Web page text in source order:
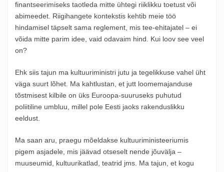
finantseerimiseks taotleda mitte ühtegi riiklikku toetust või
abimeedet. Riigihangete kontekstis kehtib meie töö
hindamisel täpselt sama reglement, mis tee-ehitajatel – ei
võida mitte parim idee, vaid odavaim hind. Kui loov see veel
on?
Ehk siis tajun ma kultuuriministri jutu ja tegelikkuse vahel üht
väga suurt lõhet. Ma kahtlustan, et jutt loomemajanduse
tõstmisest kilbile on üks Euroopa-suuruseks puhutud
poliitiline umbluu, millel pole Eesti jaoks rakenduslikku
eeldust.
Ma saan aru, praegu mõeldakse kultuuriministeeriumis
pigem asjadele, mis jäävad otseselt nende jõuvälja –
muuseumid, kultuurikatlad, teatrid jms. Ma tajun, et kogu